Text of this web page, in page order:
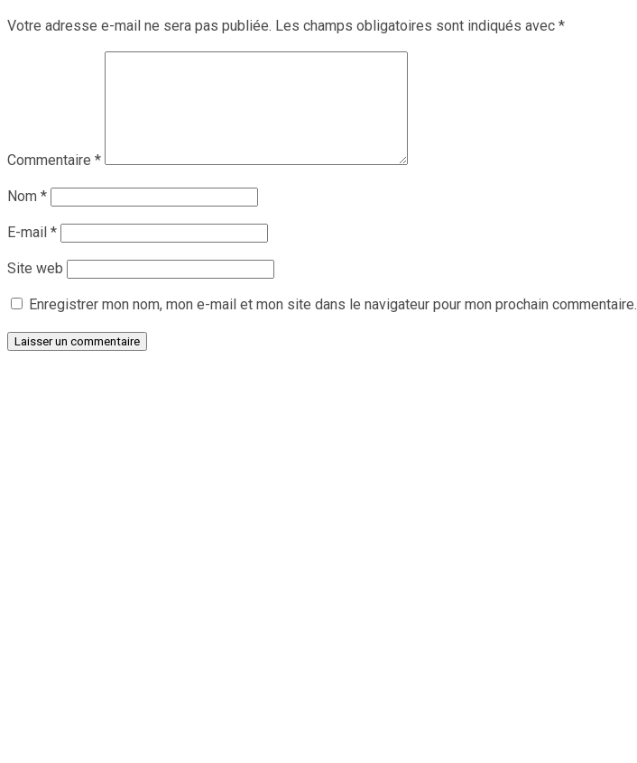
Votre adresse e-mail ne sera pas publiée. Les champs obligatoires sont indiqués avec *
Commentaire *
Nom *
E-mail *
Site web
Enregistrer mon nom, mon e-mail et mon site dans le navigateur pour mon prochain commentaire.